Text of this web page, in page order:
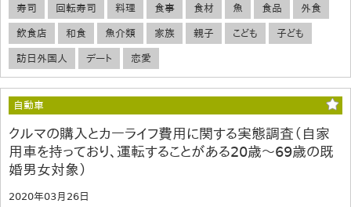
寿司 回転寿司 料理 食事 食材 魚 食品 外食
飲食店 和食 魚介類 家族 親子 こども 子ども
訪日外国人 デート 恋愛
自動車
クルマの購入とカーライフ費用に関する実態調査（自家
用車を持っており、運転することがある20歳～69歳の既
婚男女対象）
2020年03月26日